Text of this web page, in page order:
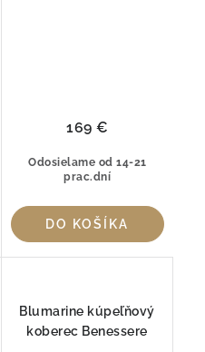
Odosielame od 14-21
prac.dní
169 €
DO KOŠÍKA
Blumarine kúpeľňový
koberec Benessere